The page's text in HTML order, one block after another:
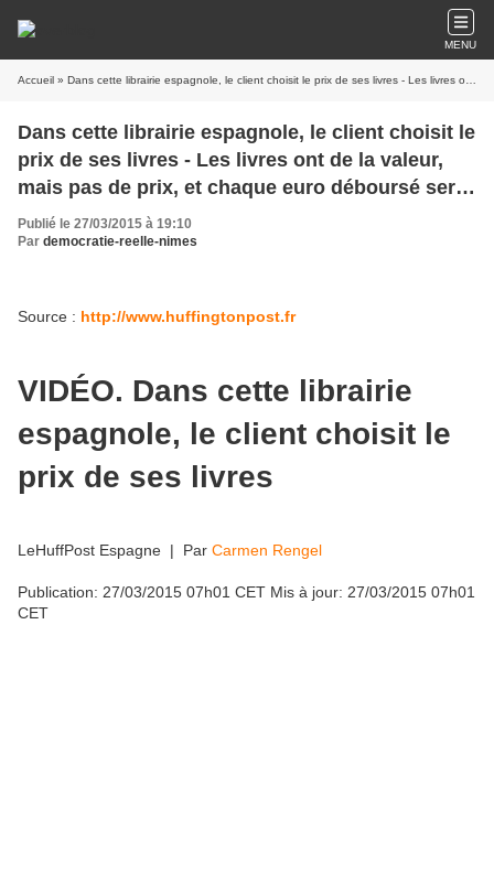
MENU
Accueil » Dans cette librairie espagnole, le client choisit le prix de ses livres - Les livres ont de la valeur, mais pas de prix, et chaque euro déboursé sert à financer des projets de promotion de la lecture en Espagne et en Amérique latine
Dans cette librairie espagnole, le client choisit le
prix de ses livres - Les livres ont de la valeur,
mais pas de prix, et chaque euro déboursé sert
à financer des projets de promotion de la lecture
en Espagne et en Amérique latine
Publié le 27/03/2015 à 19:10
Par democratie-reelle-nimes
Source : http://www.huffingtonpost.fr
VIDÉO. Dans cette librairie
espagnole, le client choisit le
prix de ses livres
LeHuffPost Espagne | Par Carmen Rengel
Publication: 27/03/2015 07h01 CET Mis à jour: 27/03/2015 07h01
CET